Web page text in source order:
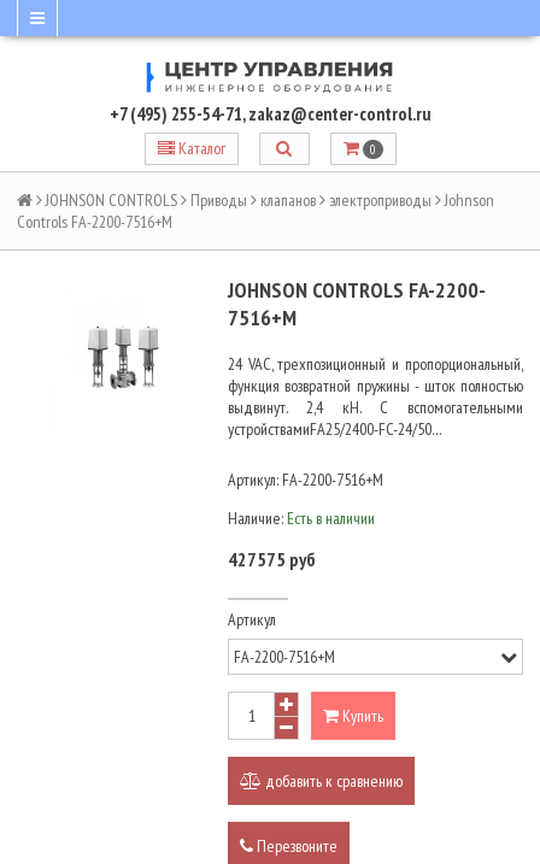
+7 (495) 255-54-71,zakaz@center-control.ru
Каталог 0
JOHNSON CONTROLS Приводы клапанов электроприводы
Johnson
Controls FA-2200-7516+M
JOHNSON CONTROLS FA-2200-
7516+M
24 VAC, трехпозиционный и пропорциональный,
функция возвратной пружины - шток полностью
выдвинут. 2,4 кН. С вспомогательными
устройствамиFA25/2400-FC-24/50…
Артикул: FA-2200-7516+M
Наличие: Есть в наличии
427575 руб
Артикул
Купить
добавить к сравнению
Перезвоните